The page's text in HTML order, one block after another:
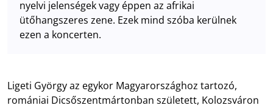
nyelvi jelenségek vagy éppen az afrikai
ütőhangszeres zene. Ezek mind szóba kerülnek
ezen a koncerten.
Ligeti György az egykor Magyarországhoz tartozó,
romániai Dicsőszentmártonban született, Kolozsváron